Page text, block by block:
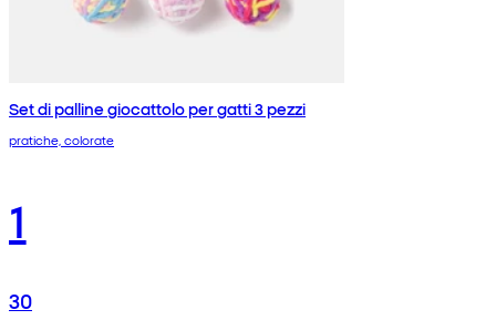
Set di palline giocattolo per gatti 3 pezzi
pratiche, colorate
1
30